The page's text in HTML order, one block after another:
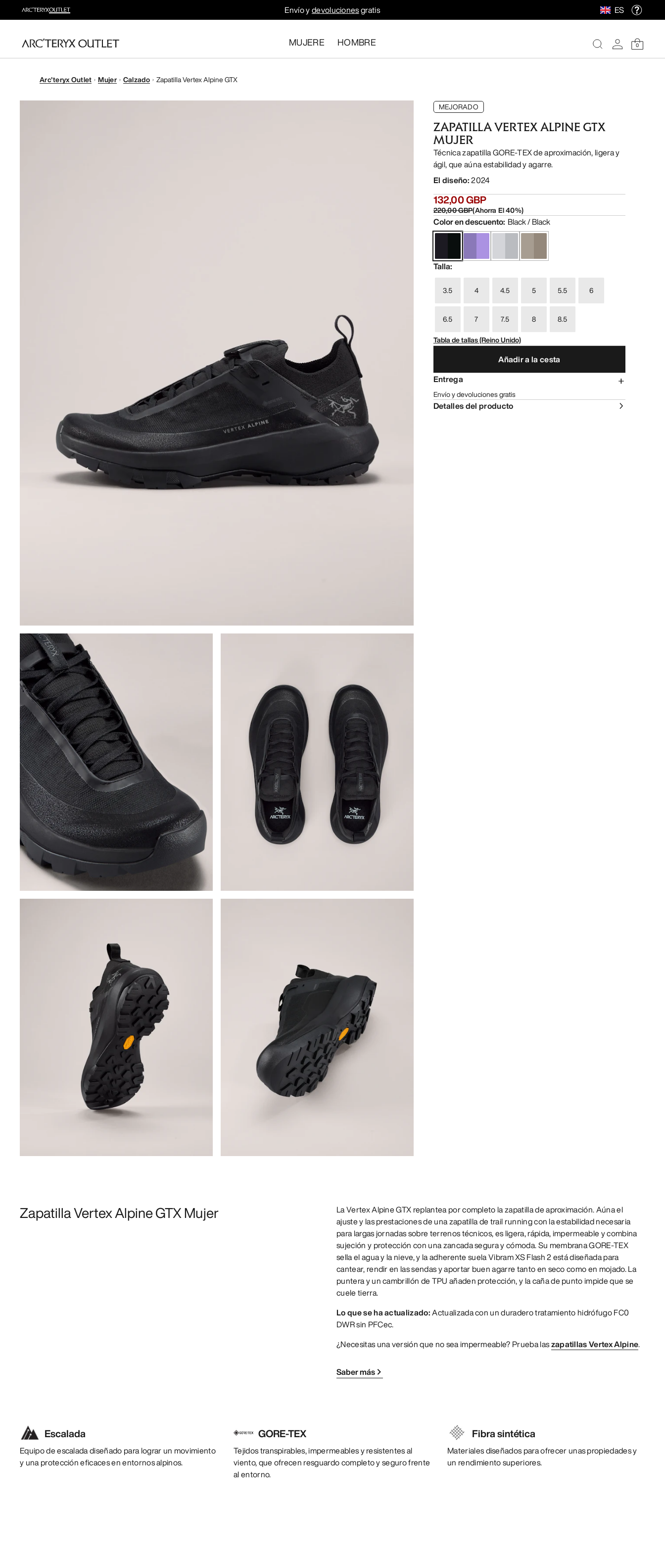
Envío ydevolucionesgratis ES
MUJERE HOMBRE 0
Arc'teryx Outlet Mujer Calzado Zapatilla Vertex Alpine GTX
MEJORADO
ZAPATILLA VERTEX ALPINE GTX
MUJER
Técnica zapatilla GORE-TEX de aproximación, ligera y
ágil, que aúna estabilidad y agarre.
El diseño:2024
132,00 GBP
220,00 GBP(Ahorra El40%)
Color en descuento: Black / Black
Talla:
3.5 4 4.5 5 5.5 6
6.5 7 7.5 8
8.5
Tabla de tallas (Reino Unido)
Añadir a la cesta
Entrega
Envío y devoluciones gratis
Detalles del producto
Zapatilla Vertex Alpine GTX Mujer
La Vertex Alpine GTX replantea por completo la zapatilla de aproximación. Aúna el
ajuste y las prestaciones de una zapatilla de trail running con la estabilidad necesaria
para largas jornadas sobre terrenos técnicos, es ligera, rápida, impermeable y combina
sujeción y protección con una zancada segura y cómoda. Su membrana GORE-TEX
sella el agua y la nieve, y la adherente suela Vibram XS Flash 2 está diseñada para
cantear, rendir en las sendas y aportar buen agarre tanto en seco como en mojado. La
puntera y un cambrillón de TPU añaden protección, y la caña de punto impide que se
cuele tierra.
Lo que se ha actualizado:Actualizada con un duradero tratamiento hidrófugo FC0
DWR sin PFCec.
¿Necesitas una versión que no sea impermeable? Prueba laszapatillas Vertex Alpine.
Saber más
Escalada
Equipo de escalada diseñado para lograr un movimiento
y una protección eficaces en entornos alpinos.
GORE-TEX
Tejidos transpirables, impermeables y resistentes al
viento, que ofrecen resguardo completo y seguro frente
al entorno.
Fibra sintética
Materiales diseñados para ofrecer unas propiedades y
un rendimiento superiores.